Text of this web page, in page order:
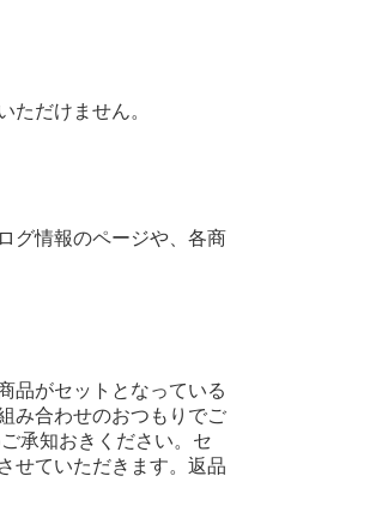
ただけません。
グ情報のページや、各商
品がセットとなっている
み合わせのおつもりでご
承知おきください。セ
せていただきます。返品